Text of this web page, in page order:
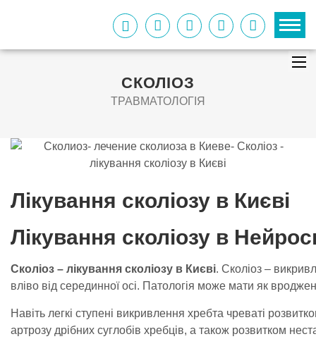
СКОЛІОЗ
ТРАВМАТОЛОГІЯ
Лікування сколіозу в Києві
Лікування сколіозу в
Сколіоз – лікування сколіозу в Києві. Сколіоз –
вліво від серединної осі. Патологія може мати як
Навіть легкі ступені викривлення хребта чреваті
артрозу дрібних суглобів хребців, а також розвитком